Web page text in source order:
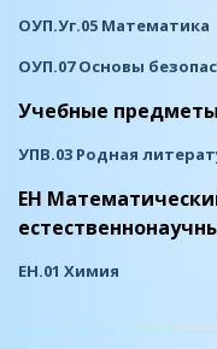
ОУП.Уг.05 Математика
ОУП.07 Основы
Учебные
УПВ.03 Родная
ЕН
ЕН.01 Химия